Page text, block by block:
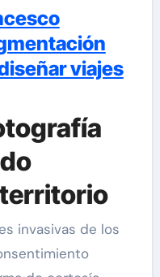
viajes
invasivas de los